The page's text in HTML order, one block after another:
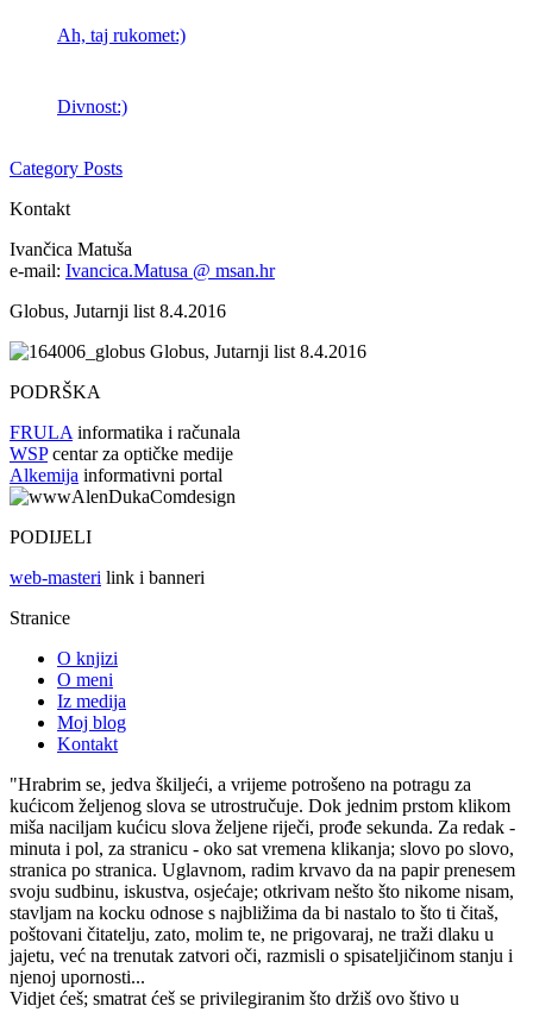
Ah, taj rukomet:)
Divnost:)
Category Posts
Kontakt
Ivančica Matuša
e-mail: Ivancica.Matusa @ msan.hr
Globus, Jutarnji list 8.4.2016
Globus, Jutarnji list 8.4.2016
PODRŠKA
FRULA informatika i računala
WSPcentar za optičke medije
Alkemija informativni portal
PODIJELI
web-masteri link i banneri
Stranice
O knjizi
O meni
Iz medija
Moj blog
Kontakt
"Hrabrim se, jedva škiljeći, a vrijeme potrošeno na potragu za
kućicom željenog slova se utrostručuje. Dok jednim prstom klikom
miša naciljam kućicu slova željene riječi, prođe sekunda. Za redak -
minuta i pol, za stranicu - oko sat vremena klikanja; slovo po slovo,
stranica po stranica. Uglavnom, radim krvavo da na papir prenesem
svoju sudbinu, iskustva, osjećaje; otkrivam nešto što nikome nisam,
stavljam na kocku odnose s najbližima da bi nastalo to što ti čitaš,
poštovani čitatelju, zato, molim te, ne prigovaraj, ne traži dlaku u
jajetu, već na trenutak zatvori oči, razmisli o spisateljičinom stanju i
njenoj upornosti...
Vidjet ćeš; smatrat ćeš se privilegiranim što držiš ovo štivo u